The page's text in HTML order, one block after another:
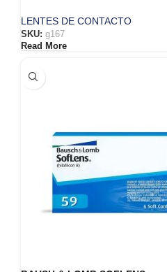
LENTES DE CONTACTO
SKU: g167
Read More